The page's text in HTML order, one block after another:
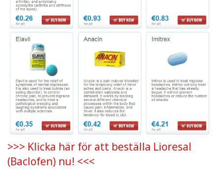
>>> Klicka här för att beställa Lioresal
(Baclofen) nu! <<<